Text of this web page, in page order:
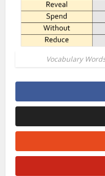
Vocabulary